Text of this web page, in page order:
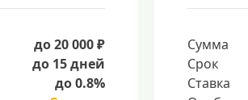
до 20 000 ₽
до 15 дней
до 0.8%
Сумма
Срок
Ставка